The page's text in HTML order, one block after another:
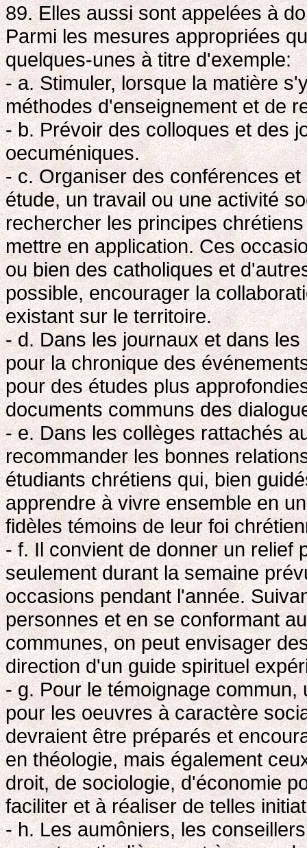
89. Elles aussi sont appelées à
Parmi les mesures appropriées
quelques-unes à titre d'exemple:
- a. Stimuler, lorsque la matière
méthodes d'enseignement et de
- b. Prévoir des colloques et des
oecuméniques.
- c. Organiser des conférences
étude, un travail ou une activité
rechercher les principes
mettre en application. Ces
ou bien des catholiques et
possible, encourager la
existant sur le territoire.
- d. Dans les journaux et dans
pour la chronique des
pour des études plus
documents communs des
- e. Dans les collèges rattachés
recommander les bonnes
étudiants chrétiens qui, bien
apprendre à vivre ensemble en
fidèles témoins de leur foi
- f. Il convient de donner un relief
seulement durant la semaine
occasions pendant l'année.
personnes et en se conformant
communes, on peut envisager
direction d'un guide spirituel
- g. Pour le témoignage
pour les oeuvres à caractère
devraient être préparés et
en théologie, mais également
droit, de sociologie, d'économie
faciliter et à réaliser de telles
- h. Les aumôniers, les